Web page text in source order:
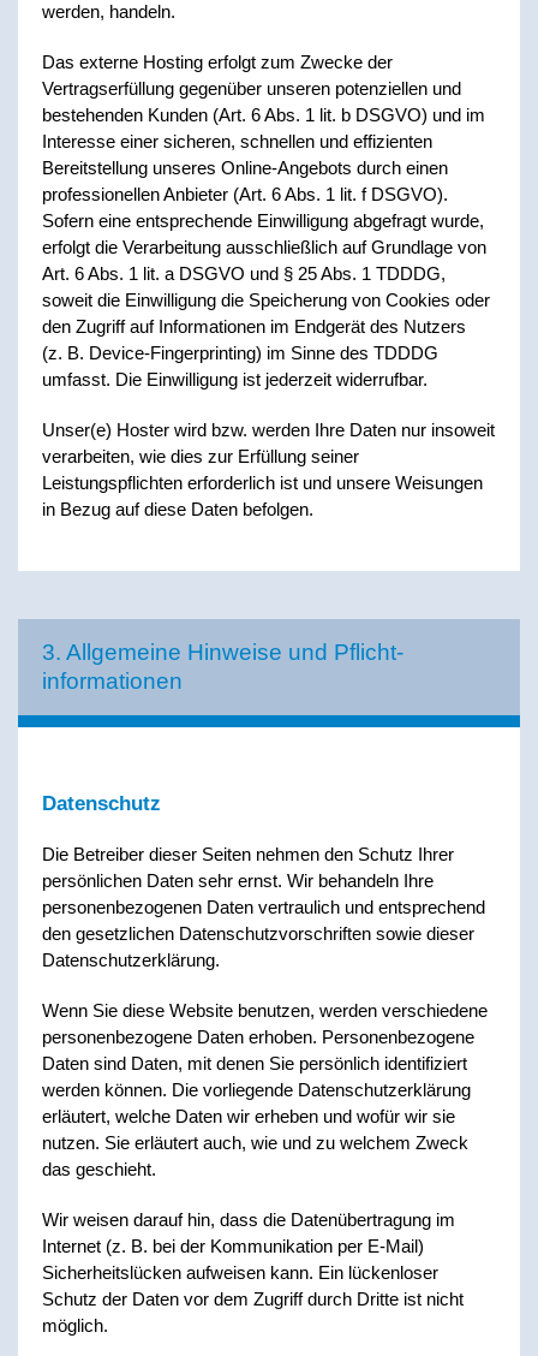
werden, handeln.
Das externe Hosting erfolgt zum Zwecke der
Vertragserfüllung gegenüber unseren potenziellen und
bestehenden Kunden (Art. 6 Abs. 1 lit. b DSGVO) und im
Interesse einer sicheren, schnellen und effizienten
Bereitstellung unseres Online-Angebots durch einen
professionellen Anbieter (Art. 6 Abs. 1 lit. f DSGVO).
Sofern eine entsprechende Einwilligung abgefragt wurde,
erfolgt die Verarbeitung ausschließlich auf Grundlage von
Art. 6 Abs. 1 lit. a DSGVO und § 25 Abs. 1 TDDDG,
soweit die Einwilligung die Speicherung von Cookies oder
den Zugriff auf Informationen im Endgerät des Nutzers
(z. B. Device-Fingerprinting) im Sinne des TDDDG
umfasst. Die Einwilligung ist jederzeit widerrufbar.
Unser(e) Hoster wird bzw. werden Ihre Daten nur insoweit
verarbeiten, wie dies zur Erfüllung seiner
Leistungspflichten erforderlich ist und unsere Weisungen
in Bezug auf diese Daten befolgen.
3. Allgemeine Hinweise und Pflicht­
informationen
Datenschutz
Die Betreiber dieser Seiten nehmen den Schutz Ihrer
persönlichen Daten sehr ernst. Wir behandeln Ihre
personenbezogenen Daten vertraulich und entsprechend
den gesetzlichen Datenschutzvorschriften sowie dieser
Datenschutzerklärung.
Wenn Sie diese Website benutzen, werden verschiedene
personenbezogene Daten erhoben. Personenbezogene
Daten sind Daten, mit denen Sie persönlich identifiziert
werden können. Die vorliegende Datenschutzerklärung
erläutert, welche Daten wir erheben und wofür wir sie
nutzen. Sie erläutert auch, wie und zu welchem Zweck
das geschieht.
Wir weisen darauf hin, dass die Datenübertragung im
Internet (z. B. bei der Kommunikation per E-Mail)
Sicherheitslücken aufweisen kann. Ein lückenloser
Schutz der Daten vor dem Zugriff durch Dritte ist nicht
möglich.